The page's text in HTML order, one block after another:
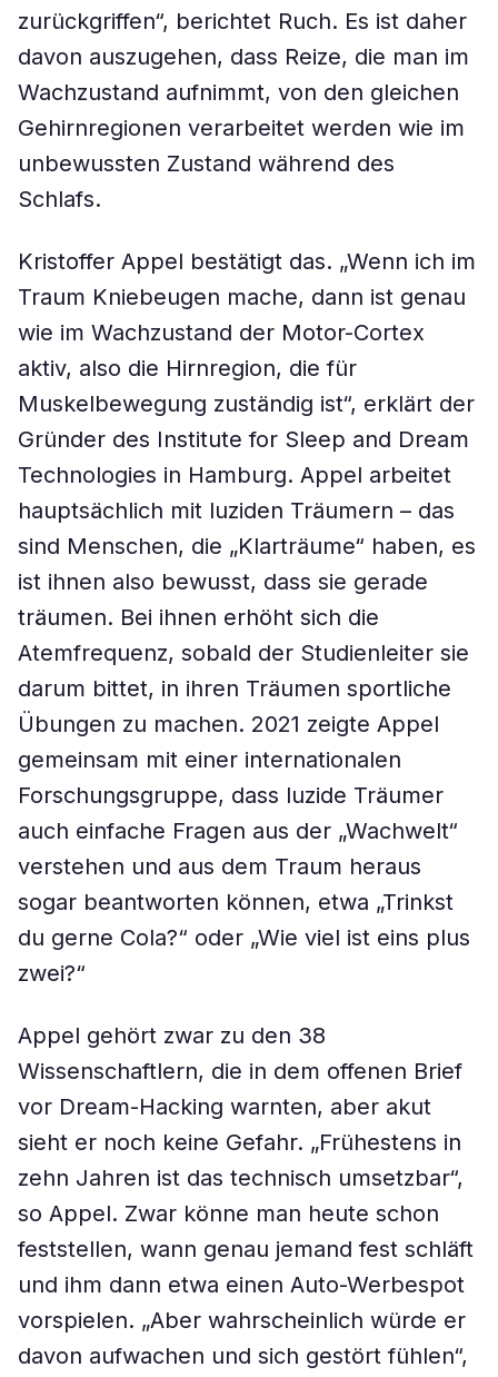
zurückgriffen“, berichtet Ruch. Es ist daher
davon auszugehen, dass Reize, die man im
Wachzustand aufnimmt, von den gleichen
Gehirnregionen verarbeitet werden wie im
unbewussten Zustand während des
Schlafs.
Kristoffer Appel bestätigt das. „Wenn ich im
Traum Kniebeugen mache, dann ist genau
wie im Wachzustand der Motor-Cortex
aktiv, also die Hirnregion, die für
Muskelbewegung zuständig ist“, erklärt der
Gründer des Institute for Sleep and Dream
Technologies in Hamburg. Appel arbeitet
hauptsächlich mit luziden Träumern – das
sind Menschen, die „Klarträume“ haben, es
ist ihnen also bewusst, dass sie gerade
träumen. Bei ihnen erhöht sich die
Atemfrequenz, sobald der Studienleiter sie
darum bittet, in ihren Träumen sportliche
Übungen zu machen. 2021 zeigte Appel
gemeinsam mit einer internationalen
Forschungsgruppe, dass luzide Träumer
auch einfache Fragen aus der „Wachwelt“
verstehen und aus dem Traum heraus
sogar beantworten können, etwa „Trinkst
du gerne Cola?“ oder „Wie viel ist eins plus
zwei?“
Appel gehört zwar zu den 38
Wissenschaftlern, die in dem offenen Brief
vor Dream-Hacking warnten, aber akut
sieht er noch keine Gefahr. „Frühestens in
zehn Jahren ist das technisch umsetzbar“,
so Appel. Zwar könne man heute schon
feststellen, wann genau jemand fest schläft
und ihm dann etwa einen Auto-Werbespot
vorspielen. „Aber wahrscheinlich würde er
davon aufwachen und sich gestört fühlen“,